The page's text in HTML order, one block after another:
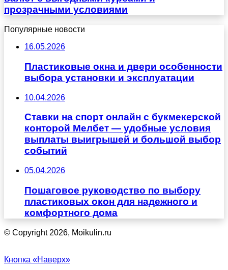
прозрачными условиями
Популярные новости
16.05.2026
Пластиковые окна и двери особенности
выбора установки и эксплуатации
10.04.2026
Ставки на спорт онлайн с букмекерской
конторой Мелбет — удобные условия
выплаты выигрышей и большой выбор
событий
05.04.2026
Пошаговое руководство по выбору
пластиковых окон для надежного и
комфортного дома
© Copyright 2026, Moikulin.ru
Кнопка «Наверх»